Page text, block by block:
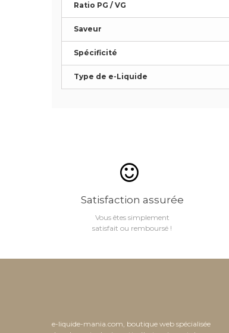
Ratio PG / VG
Saveur
Spécificité
Type de e-Liquide
Satisfaction assurée
Vous êtes simplement
satisfait ou remboursé !
e-liquide-mania.com, boutique web spécialisée